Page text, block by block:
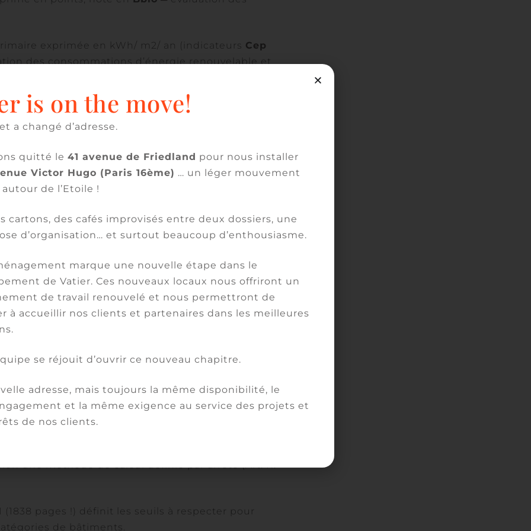
exprimée en kWh/ m2/ an (indicateurs Cep
des consommations d’énergie renouvelable et
eau chaude sanitaire, éclairage,
des parkings ; éclairage des circulations en
associé aux consommations d’énergie
Ic énergie) ═ introduction de la méthode
d’impact pendant le fonctionnement du
climatique lié aux composants du bâtiment et
m2 SU/SHAB(indicateurIc construction) ═
de vie.
le bâtiment en période estivale : Le nombre de
C. h (indicateurDH) ═ évaluation des écarts entre
de confort (entre 26 et 28°C)
valeurs des indicateurs mais seulement pour la
collectif.
niveaux d’exigences qui s’imposeront pour le
du primaire et du secondaire
indicateur ?
une méthode de calcul définie par arrêté (Art. R.
pages !) définit les seuils à respecter pour
de bâtiments.
is on the move!
a changé d’adresse.
quitté le 41 avenue de Friedland pour nous installer
Victor Hugo (Paris 16ème) … un léger mouvement
de l’Etoile !
cartons, des cafés improvisés entre deux dossiers, une
d’organisation… et surtout beaucoup d’enthousiasme.
marque une nouvelle étape dans le
de Vatier. Ces nouveaux locaux nous offriront un
de travail renouvelé et nous permettront de
à accueillir nos clients et partenaires dans les meilleures
se réjouit d’ouvrir ce nouveau chapitre.
adresse, mais toujours la même disponibilité, le
et la même exigence au service des projets et
de nos clients.